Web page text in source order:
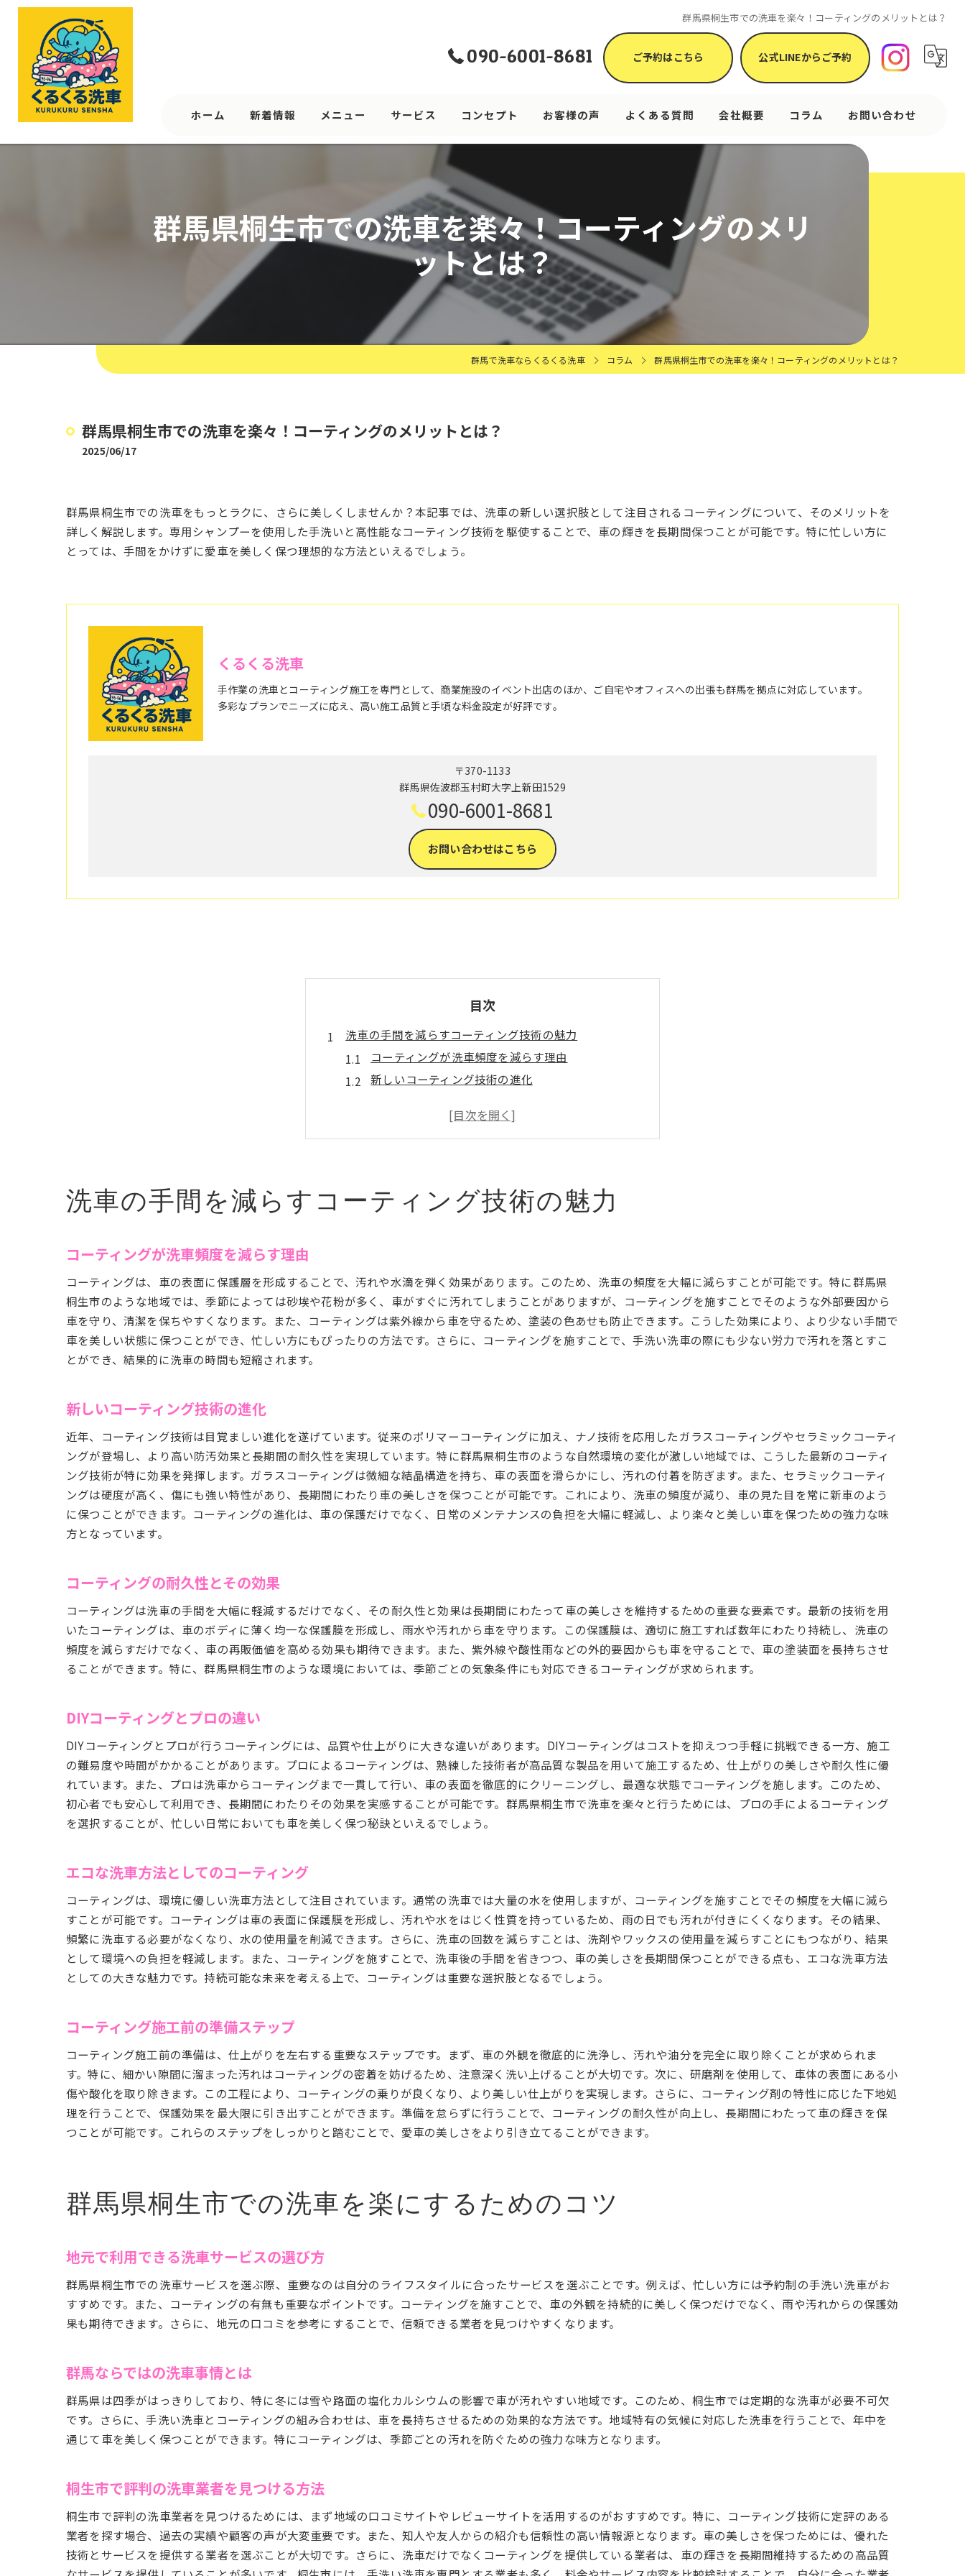
群馬県桐生市での洗車を楽々！コーティングのメリットとは？
090-6001-8681 ご予約はこちら 公式LINEからご予約
ホーム 新着情報 メニュー サービス コンセプト お客様の声 よくある質問 会社概要 コラム お問い合わせ
群馬県桐生市での洗車を楽々！コーティングのメリ
ットとは？
群馬で洗車ならくるくる洗車 コラム 群馬県桐生市での洗車を楽々！コーティングのメリットとは？
群馬県桐生市での洗車を楽々！コーティングのメリットとは？
2025/06/17
群馬県桐生市での洗車をもっとラクに、さらに美しくしませんか？本記事では、洗車の新しい選択肢として注目されるコーティングについて、そのメリットを
詳しく解説します。専用シャンプーを使用した手洗いと高性能なコーティング技術を駆使することで、車の輝きを長期間保つことが可能です。特に忙しい方に
とっては、手間をかけずに愛車を美しく保つ理想的な方法といえるでしょう。
くるくる洗車
手作業の洗車とコーティング施工を専門として、商業施設のイベント出店のほか、ご自宅やオフィスへの出張も群馬を拠点に対応しています。
多彩なプランでニーズに応え、高い施工品質と手頃な料金設定が好評です。
〒370-1133
群馬県佐波郡玉村町大字上新田1529
090-6001-8681
お問い合わせはこちら
目次
洗車の手間を減らすコーティング技術の魅力
コーティングが洗車頻度を減らす理由
新しいコーティング技術の進化
DIYコーティングとプロの違い
群馬県桐生市での洗車を楽にするためのコツ
地元で利用できる洗車サービスの選び方
忙しい日常に適した洗車プラン
地元の気候に合った洗車タイミング
洗車をより効率的にするためのツール
コーティングで愛車の輝きを長持ちさせよう
コーティングで防げるダメージとは
雨や汚れに強いコーティングの選定
プロに任せるコーティングの利点
忙しいあなたにぴったりな洗車方法とは
短時間で済ませる洗車術
無駄を省いた効率的な洗車手順
洗車とコーティングを組み合わせた時短術
コーティング施工で車の美しさを保つ方法
コーティングを長持ちさせる駐車方法
艶を保つための追加ケアテクニック
プロが教えるコーティング後の注意点
群馬県での洗車を効率化する最新技術
最新コーティング技術の導入事例
スマート洗車システムでの進化
群馬県内で増えている洗車スタンド
手洗いとコーティングで愛車を守るポイント
夏季の洗車における手洗いの利点
手洗いによる洗車の正しい手順
愛車を傷つけないための手洗い方法
専用シャンプーでの手洗いとコーティングの相乗効果
コーティングを引き立てる専用シャンプーの効果
専用シャンプーとコーティングの最適な組み合わせ
洗車の手間を減らすコーティング技術の魅力
コーティングが洗車頻度を減らす理由
コーティングは、車の表面に保護層を形成することで、汚れや水滴を弾く効果があります。このため、洗車の頻度を大幅に減らすことが可能です。特に群馬県
桐生市のような地域では、季節によっては砂埃や花粉が多く、車がすぐに汚れてしまうことがありますが、コーティングを施すことでそのような外部要因から
車を守り、清潔を保ちやすくなります。また、コーティングは紫外線から車を守るため、塗装の色あせも防止できます。こうした効果により、より少ない手間で
車を美しい状態に保つことができ、忙しい方にもぴったりの方法です。さらに、コーティングを施すことで、手洗い洗車の際にも少ない労力で汚れを落とすこ
とができ、結果的に洗車の時間も短縮されます。
新しいコーティング技術の進化
近年、コーティング技術は目覚ましい進化を遂げています。従来のポリマーコーティングに加え、ナノ技術を応用したガラスコーティングやセラミックコーティ
ングが登場し、より高い防汚効果と長期間の耐久性を実現しています。特に群馬県桐生市のような自然環境の変化が激しい地域では、こうした最新のコーティ
ング技術が特に効果を発揮します。ガラスコーティングは微細な結晶構造を持ち、車の表面を滑らかにし、汚れの付着を防ぎます。また、セラミックコーティ
ングは硬度が高く、傷にも強い特性があり、長期間にわたり車の美しさを保つことが可能です。これにより、洗車の頻度が減り、車の見た目を常に新車のよう
に保つことができます。コーティングの進化は、車の保護だけでなく、日常のメンテナンスの負担を大幅に軽減し、より楽々と美しい車を保つための強力な味
方となっています。
コーティングの耐久性とその効果
コーティングは洗車の手間を大幅に軽減するだけでなく、その耐久性と効果は長期間にわたって車の美しさを維持するための重要な要素です。最新の技術を用
いたコーティングは、車のボディに薄く均一な保護膜を形成し、雨水や汚れから車を守ります。この保護膜は、適切に施工すれば数年にわたり持続し、洗車の
頻度を減らすだけでなく、車の再販価値を高める効果も期待できます。また、紫外線や酸性雨などの外的要因からも車を守ることで、車の塗装面を長持ちさせ
ることができます。特に、群馬県桐生市のような環境においては、季節ごとの気象条件にも対応できるコーティングが求められます。
DIYコーティングとプロの違い
DIYコーティングとプロが行うコーティングには、品質や仕上がりに大きな違いがあります。DIYコーティングはコストを抑えつつ手軽に挑戦できる一方、施工
の難易度や時間がかかることがあります。プロによるコーティングは、熟練した技術者が高品質な製品を用いて施工するため、仕上がりの美しさや耐久性に優
れています。また、プロは洗車からコーティングまで一貫して行い、車の表面を徹底的にクリーニングし、最適な状態でコーティングを施します。このため、
初心者でも安心して利用でき、長期間にわたりその効果を実感することが可能です。群馬県桐生市で洗車を楽々と行うためには、プロの手によるコーティング
を選択することが、忙しい日常においても車を美しく保つ秘訣といえるでしょう。
エコな洗車方法としてのコーティング
コーティングは、環境に優しい洗車方法として注目されています。通常の洗車では大量の水を使用しますが、コーティングを施すことでその頻度を大幅に減ら
すことが可能です。コーティングは車の表面に保護膜を形成し、汚れや水をはじく性質を持っているため、雨の日でも汚れが付きにくくなります。その結果、
頻繁に洗車する必要がなくなり、水の使用量を削減できます。さらに、洗車の回数を減らすことは、洗剤やワックスの使用量を減らすことにもつながり、結果
として環境への負担を軽減します。また、コーティングを施すことで、洗車後の手間を省きつつ、車の美しさを長期間保つことができる点も、エコな洗車方法
としての大きな魅力です。持続可能な未来を考える上で、コーティングは重要な選択肢となるでしょう。
コーティング施工前の準備ステップ
コーティング施工前の準備は、仕上がりを左右する重要なステップです。まず、車の外観を徹底的に洗浄し、汚れや油分を完全に取り除くことが求められま
す。特に、細かい隙間に溜まった汚れはコーティングの密着を妨げるため、注意深く洗い上げることが大切です。次に、研磨剤を使用して、車体の表面にある小
傷や酸化を取り除きます。この工程により、コーティングの乗りが良くなり、より美しい仕上がりを実現します。さらに、コーティング剤の特性に応じた下地処
理を行うことで、保護効果を最大限に引き出すことができます。準備を怠らずに行うことで、コーティングの耐久性が向上し、長期間にわたって車の輝きを保
つことが可能です。これらのステップをしっかりと踏むことで、愛車の美しさをより引き立てることができます。
群馬県桐生市での洗車を楽にするためのコツ
地元で利用できる洗車サービスの選び方
群馬県桐生市での洗車サービスを選ぶ際、重要なのは自分のライフスタイルに合ったサービスを選ぶことです。例えば、忙しい方には予約制の手洗い洗車がお
すすめです。また、コーティングの有無も重要なポイントです。コーティングを施すことで、車の外観を持続的に美しく保つだけでなく、雨や汚れからの保護効
果も期待できます。さらに、地元の口コミを参考にすることで、信頼できる業者を見つけやすくなります。
群馬ならではの洗車事情とは
群馬県は四季がはっきりしており、特に冬には雪や路面の塩化カルシウムの影響で車が汚れやすい地域です。このため、桐生市では定期的な洗車が必要不可欠
です。さらに、手洗い洗車とコーティングの組み合わせは、車を長持ちさせるための効果的な方法です。地域特有の気候に対応した洗車を行うことで、年中を
通じて車を美しく保つことができます。特にコーティングは、季節ごとの汚れを防ぐための強力な味方となります。
桐生市で評判の洗車業者を見つける方法
桐生市で評判の洗車業者を見つけるためには、まず地域の口コミサイトやレビューサイトを活用するのがおすすめです。特に、コーティング技術に定評のある
業者を探す場合、過去の実績や顧客の声が大変重要です。また、知人や友人からの紹介も信頼性の高い情報源となります。車の美しさを保つためには、優れた
技術とサービスを提供する業者を選ぶことが大切です。さらに、洗車だけでなくコーティングを提供している業者は、車の輝きを長期間維持するための高品質